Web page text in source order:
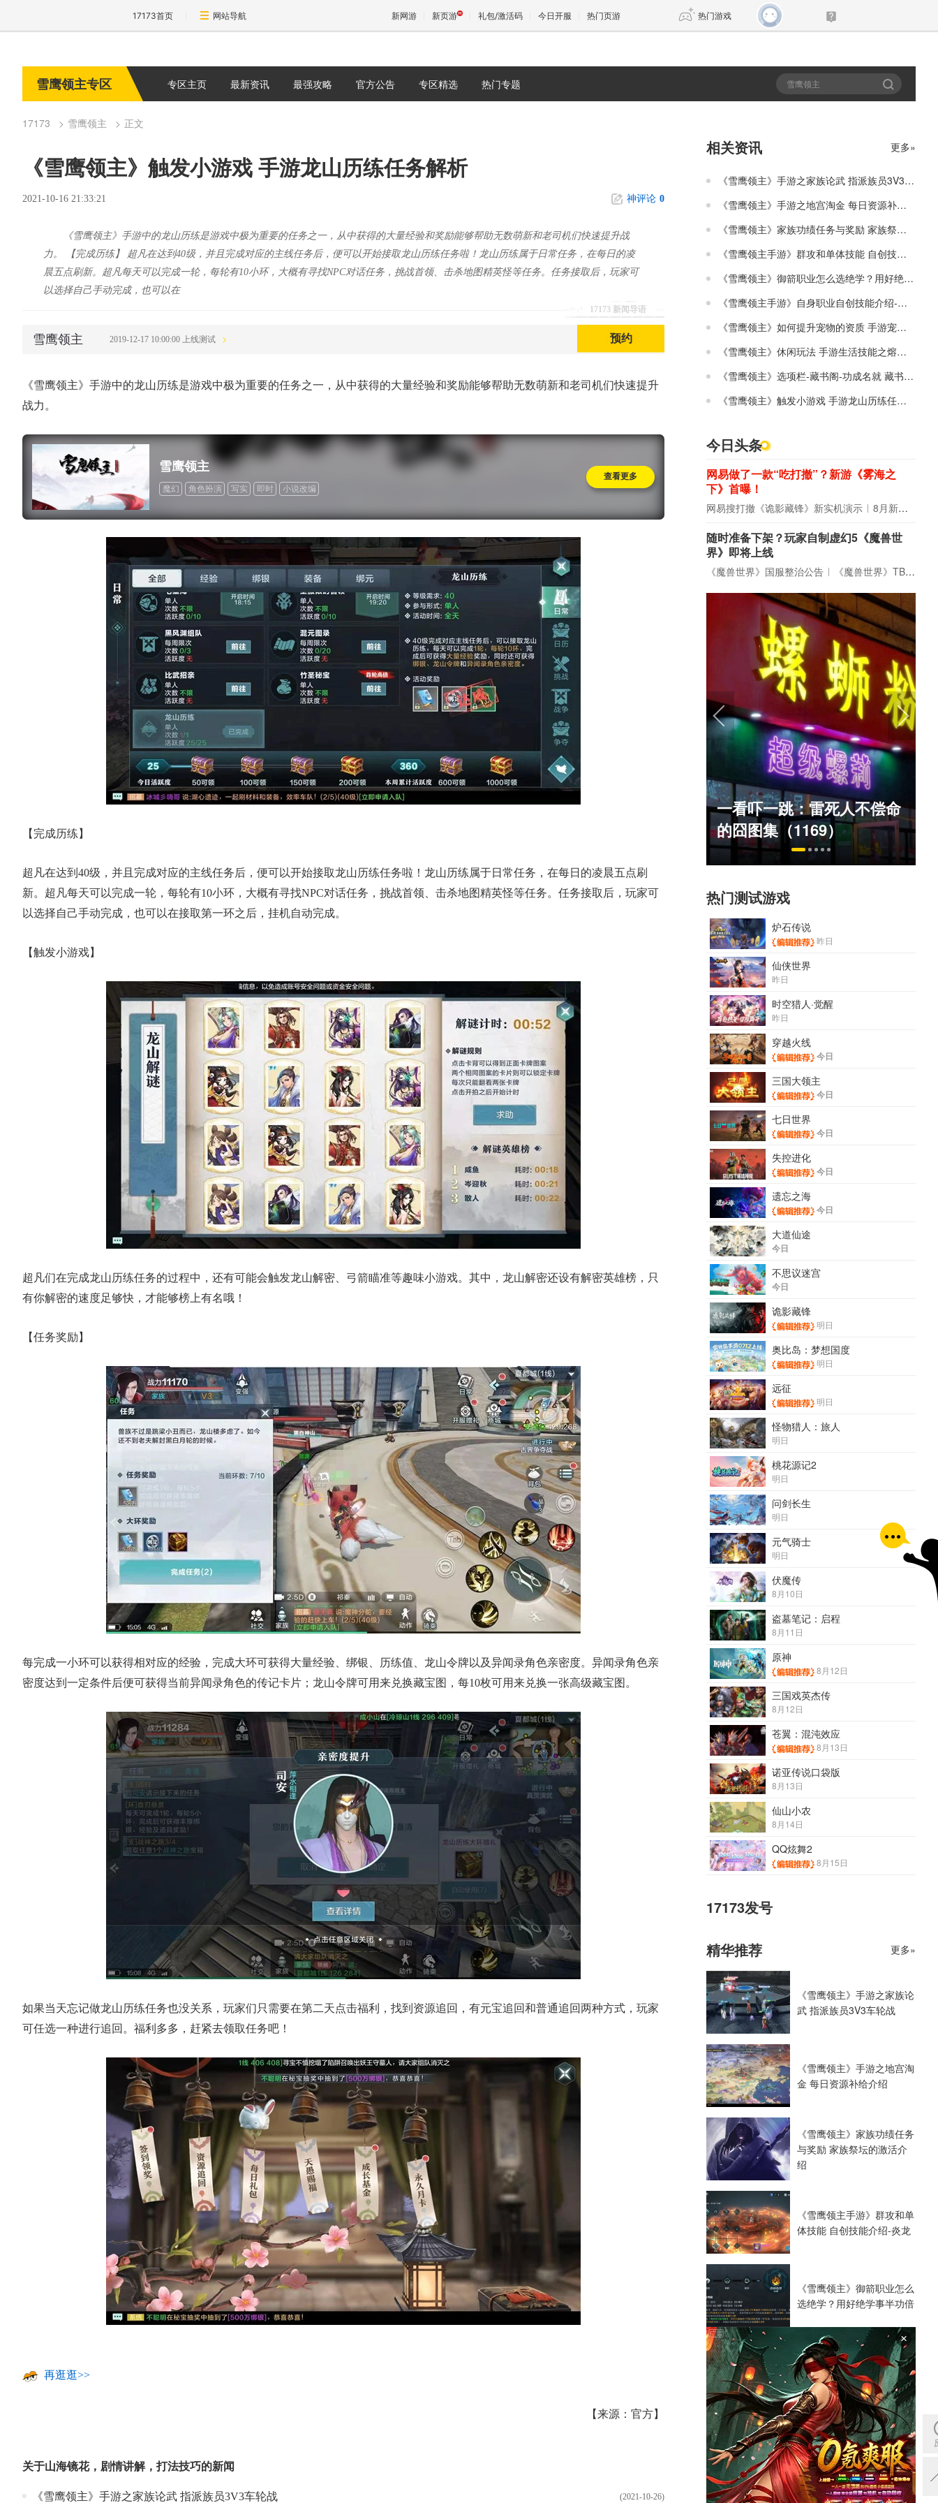
17173首页 网站导航 新网游 新页游 礼包/激活码 今日开服 热门页游 热门游戏
雪鹰领主专区 专区主页 最新资讯 最强攻略 官方公告 专区精选 热门专题
17173 雪鹰领主 正文
《雪鹰领主》触发小游戏 手游龙山历练任务解析
2021-10-16 21:33:21 神评论 0
17173 新闻导语
《雪鹰领主》手游中的龙山历练是游戏中极为重要的任务之一，从中获得的大量经验和奖励能够帮助无数萌新和老司机们快速提升战
力。 【完成历练】 超凡在达到40级，并且完成对应的主线任务后，便可以开始接取龙山历练任务啦！龙山历练属于日常任务，在每日的凌
晨五点刷新。超凡每天可以完成一轮，每轮有10小环，大概有寻找NPC对话任务，挑战首领、击杀地图精英怪等任务。任务接取后，玩家可
以选择自己手动完成，也可以在
雪鹰领主 2019-12-17 10:00:00 上线测试 预约
《雪鹰领主》手游中的龙山历练是游戏中极为重要的任务之一，从中获得的大量经验和奖励能够帮助无数萌新和老司机们快速提升
战力。
雪鹰领主
魔幻 角色扮演 写实 即时 小说改编
查看更多
【完成历练】
超凡在达到40级，并且完成对应的主线任务后，便可以开始接取龙山历练任务啦！龙山历练属于日常任务，在每日的凌晨五点刷
新。超凡每天可以完成一轮，每轮有10小环，大概有寻找NPC对话任务，挑战首领、击杀地图精英怪等任务。任务接取后，玩家可
以选择自己手动完成，也可以在接取第一环之后，挂机自动完成。
【触发小游戏】
超凡们在完成龙山历练任务的过程中，还有可能会触发龙山解密、弓箭瞄准等趣味小游戏。其中，龙山解密还设有解密英雄榜，只
有你解密的速度足够快，才能够榜上有名哦！
【任务奖励】
每完成一小环可以获得相对应的经验，完成大环可获得大量经验、绑银、历练值、龙山令牌以及异闻录角色亲密度。异闻录角色亲
密度达到一定条件后便可获得当前异闻录角色的传记卡片；龙山令牌可用来兑换藏宝图，每10枚可用来兑换一张高级藏宝图。
如果当天忘记做龙山历练任务也没关系，玩家们只需要在第二天点击福利，找到资源追回，有元宝追回和普通追回两种方式，玩家
可任选一种进行追回。福利多多，赶紧去领取任务吧！
再逛逛>>
【来源：官方】
关于山海镜花， 剧情讲解， 打法技巧的新闻
(2021-10-26)
《雪鹰领主》手游之家族论武 指派族员3V3车轮战
相关资讯 更多»
《雪鹰领主》手游之家族论武 指派族员3V3车轮战
《雪鹰领主》手游之地宫淘金 每日资源补给介绍
《雪鹰领主》家族功绩任务与奖励 家族祭坛的激活介绍
《雪鹰领主手游》群攻和单体技能 自创技能介绍-炎龙
《雪鹰领主》御箭职业怎么选绝学？用好绝学事半功倍
《雪鹰领主手游》自身职业自创技能介绍-雷虎介绍
《雪鹰领主》如何提升宠物的资质 手游宠物洗髓介绍
《雪鹰领主》休闲玩法 手游生活技能之熔炼介绍
《雪鹰领主》选项栏-藏书阁-功成名就 藏书阁成就介绍
《雪鹰领主》触发小游戏 手游龙山历练任务解析
今日头条
网易做了一款“吃打撤”？新游《雾海之
下》首曝！
网易搜打撤《诡影藏锋》新实机演示 8月新游前瞻：《诡秘之主》领衔
随时准备下架？玩家自制虚幻5《魔兽世
界》即将上线
《魔兽世界》国服整治公告 《魔兽世界》TBC周年大更：双经典团本回归！
正惊漫谈：从MU开始，为
一看吓一跳：雷死人不偿命
盘点8月扎堆上线的影游：
玩家想扔核弹，结果只能谈
恋爱？
热门测试游戏
炉石传说
昨日
仙侠世界
昨日
时空猎人·觉醒
昨日
穿越火线
今日
三国大领主
今日
七日世界
今日
失控进化
今日
遗忘之海
今日
大道仙途
今日
不思议迷宫
今日
诡影藏锋
明日
奥比岛：梦想国度
明日
远征
明日
怪物猎人：旅人
明日
桃花源记2
明日
问剑长生
明日
元气骑士
明日
伏魔传
8月10日
盗墓笔记：启程
8月11日
原神
8月12日
三国戏英杰传
8月12日
苍翼：混沌效应
8月13日
诺亚传说口袋版
8月13日
仙山小农
8月14日
QQ炫舞2
8月15日
17173发号
精华推荐 更多»
《雪鹰领主》手游之家族论
武 指派族员3V3车轮战
《雪鹰领主》手游之地宫淘
金 每日资源补给介绍
《雪鹰领主》家族功绩任务
与奖励 家族祭坛的激活介
绍
《雪鹰领主手游》群攻和单
体技能 自创技能介绍-炎龙
《雪鹰领主》御箭职业怎么
选绝学？用好绝学事半功倍
×